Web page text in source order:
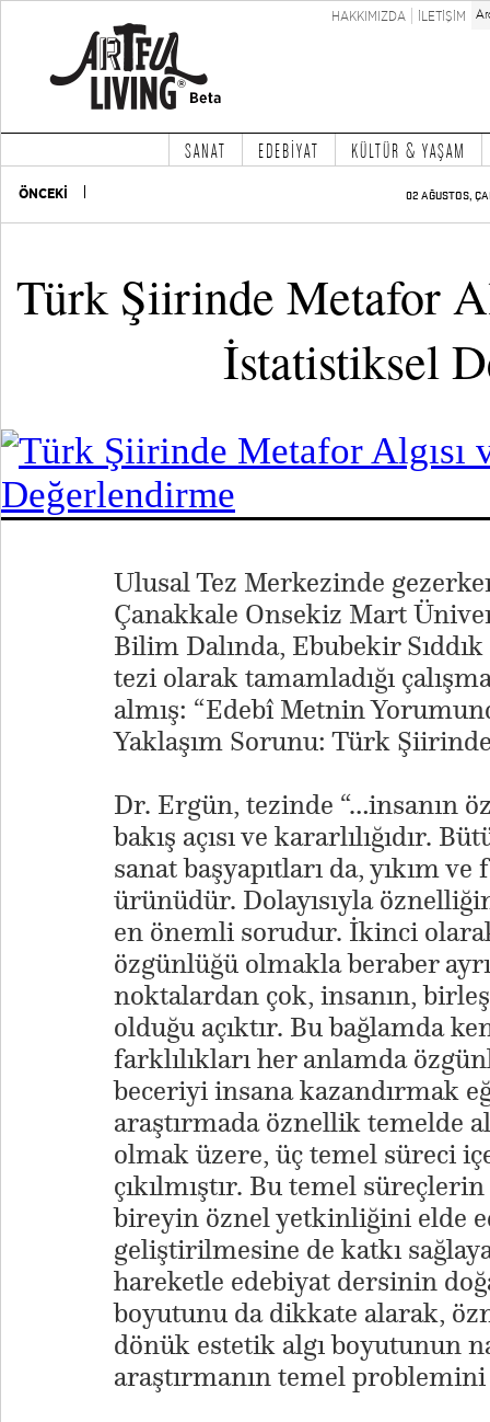
HAKKIMIZDA İLETİŞİM
SANAT EDEBİYAT KÜLTÜR & YAŞAM
ÖNCEKİ 02 AĞUSTOS,
Türk Şiirinde Metafor
İstatistiksel
Ulusal Tez Merkezinde
Çanakkale Onsekiz Mart
Bilim Dalında, Ebubekir
tezi olarak tamamladığı
almış: “Edebî Metnin
Yaklaşım Sorunu: Türk
Dr. Ergün, tezinde “…insanın
bakış açısı ve kararlılığıdır.
sanat başyapıtları da, yıkım
ürünüdür. Dolayısıyla
en önemli sorudur. İkinci
özgünlüğü olmakla beraber
noktalardan çok, insanın,
olduğu açıktır. Bu bağlamda
farklılıkları her anlamda
beceriyi insana kazandırmak
araştırmada öznellik temelde
olmak üzere, üç temel süreci
çıkılmıştır. Bu temel
bireyin öznel yetkinliğini elde
geliştirilmesine de katkı
hareketle edebiyat dersinin
boyutunu da dikkate alarak,
dönük estetik algı boyutunun
araştırmanın temel